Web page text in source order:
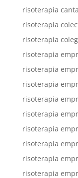
risoterapia
risoterapia
risoterapia
risoterapia
risoterapia
risoterapia
risoterapia
risoterapia
risoterapia
risoterapia
risoterapia
risoterapia